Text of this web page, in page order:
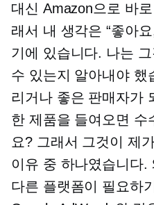
대신 Amazon으로 바
래서 내 생각은 “좋아
기에 있습니다. 나는
수 있는지 알아내야 했
리거나 좋은 판매자가
한 제품을 들여오면 수
요? 그래서 그것이 제
이유 중 하나였습니다.
다른 플랫폼이 필요하